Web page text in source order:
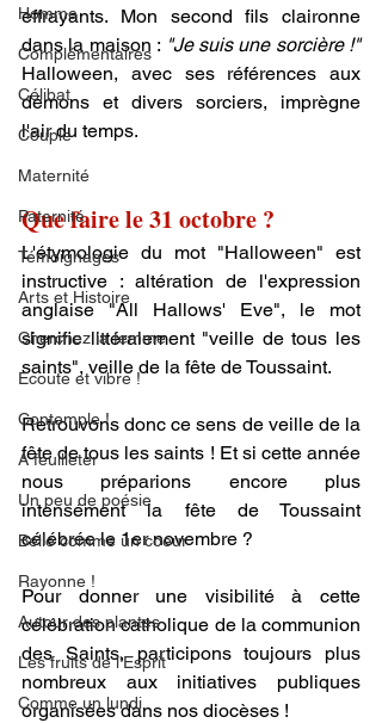
Homme
Complémentaires
Célibat
Couple
Maternité
Paternité
Témoignages
Arts et Histoire
Cherchez la femme
Ecoute et vibre !
Contemple !
A feuilleter
Un peu de poésie
Belle comme un coeur
Rayonne !
Autour des plantes
Les fruits de l'Esprit
Comme un lundi
effrayants. Mon second fils claironne
dans la maison : "Je suis une sorcière !"
Halloween, avec ses références aux
démons et divers sorciers, imprègne
l'air du temps.
Que faire le 31 octobre ?
L'étymologie du mot "Halloween" est
instructive : altération de l'expression
anglaise "All Hallows' Eve", le mot
signifie littéralement "veille de tous les
saints", veille de la fête de Toussaint.
Retrouvons donc ce sens de veille de la
fête de tous les saints ! Et si cette année
nous préparions encore plus
intensément la fête de Toussaint
célébrée le 1er novembre ?
Pour donner une visibilité à cette
célébration catholique de la communion
des Saints, participons toujours plus
nombreux aux initiatives publiques
organisées dans nos diocèses !